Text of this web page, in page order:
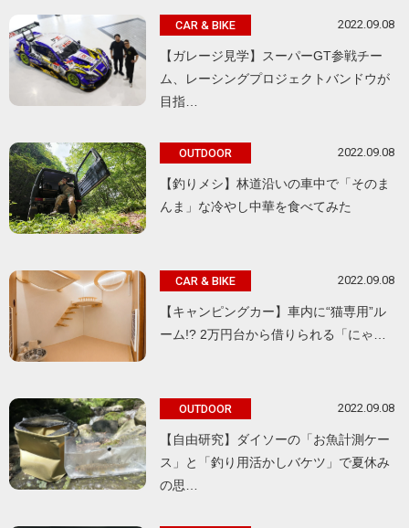
CAR & BIKE 2022.09.08
【ガレージ見学】スーパーGT参戦チー
ム、レーシングプロジェクトバンドウが
目指…
OUTDOOR 2022.09.08
【釣りメシ】林道沿いの車中で「そのま
んま」な冷やし中華を食べてみた
CAR & BIKE 2022.09.08
【キャンピングカー】車内に“猫専用”ル
ーム!? 2万円台から借りられる「にゃ…
OUTDOOR 2022.09.08
【自由研究】ダイソーの「お魚計測ケー
ス」と「釣り用活かしバケツ」で夏休み
の思…